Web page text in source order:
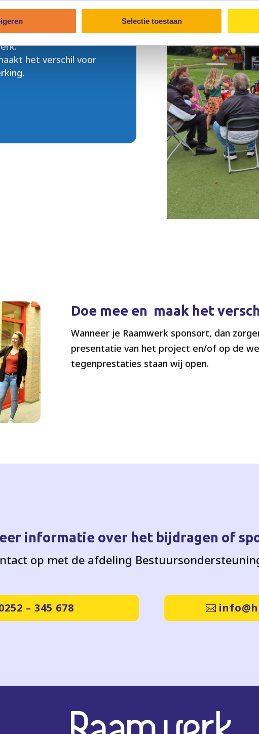
Selectie toestaan
Laat zien dat jouw
inclusie en welzijn.
versterken
het verschil voor
Doe mee en maak het
Wanneer je Raamwerk sponsort, dan
presentatie van het project en/of op de
tegenprestaties staan wij open.
informatie over het bijdragen of
op met de afdeling
– 345 678